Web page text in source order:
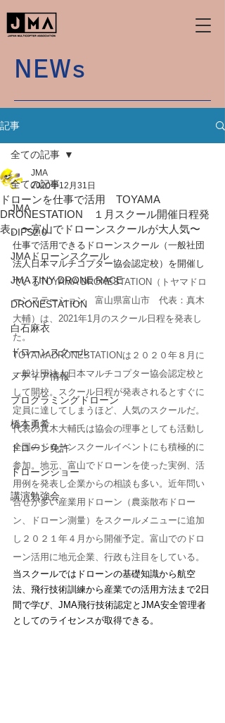
NEWs
記事
全ての記事
JMA
DIPS2.0
JMAドローンスクール
JMA TINY DRONE RACE
DRONESTATION
白石麻衣
ドローンスクール
メディア情報
プログラミングドローン
橋本勇希
ドローン免許
ドローンショー
講演勉強会
全ての記事
ドローンを仕事で活用 TOYAMA
DRONESTATION １月スクール開催日程発
表。〜富山でドローンスクールが大人気〜
JMA
2020年12月31日
仕事で活用できるドローンスクール（一般社団
法人日本マルチコプター協会認定校）を開催し
ているTOYAMA DRONESTATION（トヤマドロ
ーンステーション　富山県富山市　代表：真木
大輔）は、2021年1月のスクール日程を発表し
た。
TOYAMADRONESTATIONは２０２０年８月に
一般社団法人日本マルチコプター協会認定校と
して開校。スクール日程が発表されるとすぐに
定員に達してしまうほど、人気のスクールだ。
代表の真木大輔氏は協会の理事としても活動し
全国のドローンスクールイベントにも積極的に
参加。地元、富山でドローンを使った実例、活
用例を発表し企業からの相談も多い。近年問い
合せが多い産業用ドローン（農薬散布ドロー
ン、ドローン測量）をスクールメニューに追加
し２０２１年４月から開催予定。富山でのドロ
ーン活用に地元企業、行政も注目をしている。
当スクールではドローンの基礎知識から航空
法、飛行技術訓練から産業での活用方法まで2日
間で学び、JMA飛行技術認定とJMA安全管理者
としてのライセンスが取得できる。